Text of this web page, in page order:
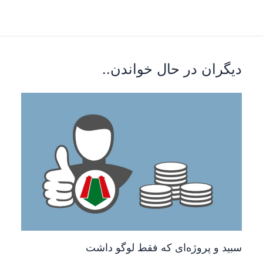
دیگران در حال خواندن..
سبید و پروژه‌ای که فقط لوگو داشت